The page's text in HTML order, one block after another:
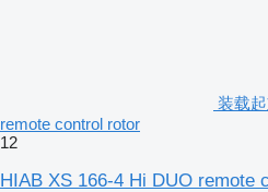
装载
remote control rotor
12
HIAB XS 166-4 Hi DUO remote